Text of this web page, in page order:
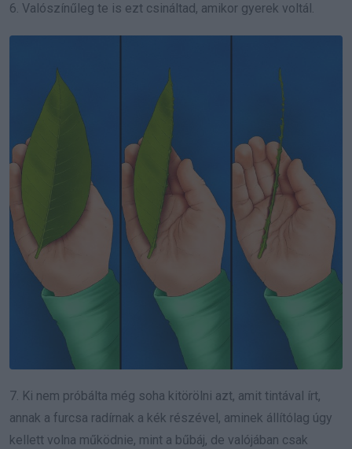
6. Valószínűleg te is ezt csináltad, amikor gyerek voltál.
7. Ki nem próbálta még soha kitörölni azt, amit tintával írt,
annak a furcsa radírnak a kék részével, aminek állítólag úgy
kellett volna működnie, mint a bűbáj, de valójában csak